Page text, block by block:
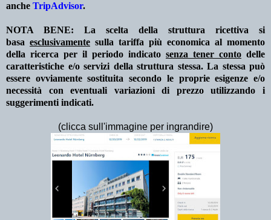
anche TripAdvisor.
NOTA BENE: La scelta della struttura ricettiva si
basa esclusivamente sulla tariffa più economica al momento
della ricerca per il periodo indicato senza tener conto delle
caratteristiche e/o servizi della struttura stessa. La stessa può
essere ovviamente sostituita secondo le proprie esigenze e/o
necessità con eventuali variazioni di prezzo utilizzando i
suggerimenti indicati.
(clicca sull'immagine per ingrandire)